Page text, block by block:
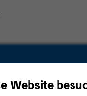
Website